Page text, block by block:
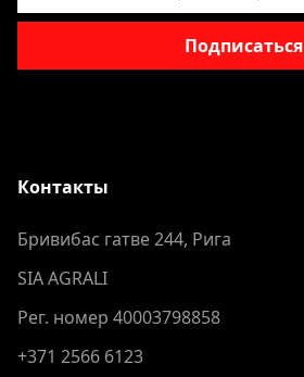
Подписаться
Контакты
Бривибас гатве 244, Рига
SIA AGRALI
Рег. номер 40003798858
+371 2566 6123